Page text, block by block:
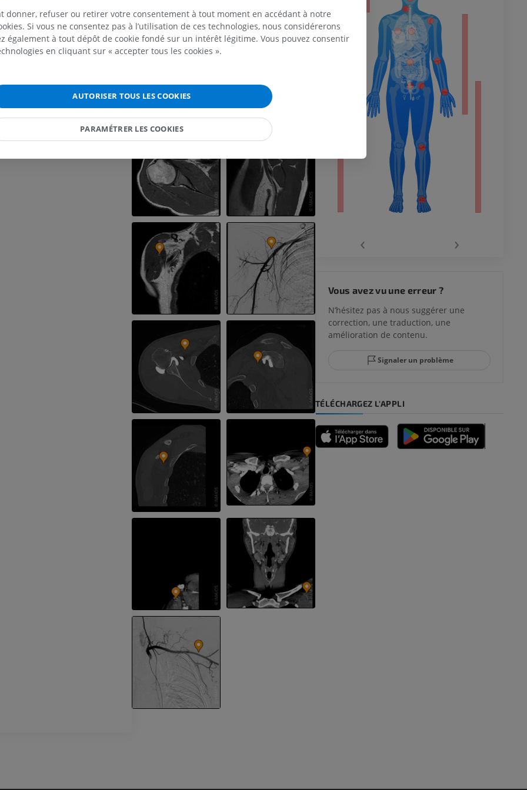
de l'artère thoraco-acromiale
de l'humérus
PREMIUM
IRM de l'épaule
IRM
IRM du poignet
IRM
PREMIUM
IRM
Artériographie du membre
PREMIUM
Radiographies du membre
inférieur
IRM du membre inférieur
IRM
IRM de hanche
IRM
IRM du genou
IRM
PREMIUM
Arthroscanner du genou
Arthroscanner
PREMIUM
IRM de la cheville et de
l'arrière-pied
IRM
PREMIUM
IRM de l’avant-pied
IRM
PREMIUM
Angioscanner des membres
inférieurs
PREMIUM
Jambe (artères et os)
Artériographie des membres
inférieurs
Angiographie
GRATUIT
‹ ›
Vous avez vu une erreur ?
N’hésitez pas à nous suggérer une
correction, une traduction, une
amélioration de contenu.
Signaler un problème
TÉLÉCHARGEZ L'APPLI
donner, refuser ou retirer votre consentement à tout moment en accédant à notre
Si vous ne consentez pas à l’utilisation de ces technologies, nous considérerons
également à tout dépôt de cookie fondé sur un intérêt légitime. Vous pouvez consentir
en cliquant sur « accepter tous les cookies ».
AUTORISER TOUS LES COOKIES
PARAMÉTRER LES COOKIES